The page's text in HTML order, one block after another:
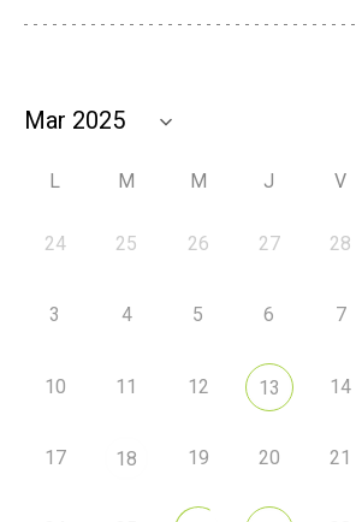
L M M J V
24 25 26 27 28
3 4 5 6 7
10 11 12 13 14
17 18 19 20 21